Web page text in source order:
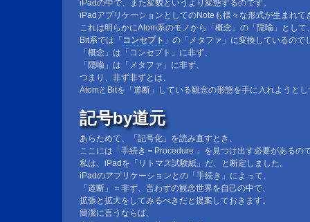
iPadの中で、また変貌というより変態するのです。
iPadアプリケーションとしてのNoteも様々な形式が生まれて
これは明らかにAtom系のモノから「概念」の「隠喩」として
Bit系では「 コンセプト 」の「メタファ」に変換しているので
「概念」は「コンセプト」に非ず、
「隠喩」は「メタファ」に非ず、
つまり、非ず非ずとは、
AtomとBitを「道断」している観念の形態を手に入れようと
記号by道元
あらためて、「記号化」を読み直すとき、
ここには「手続き＝Procedure 」を見つけ出す必要があるの
私は、iPadを「リトマス試験紙」だ、と断定しました。
iPadのアプリケーションとの「手続き」によって、
「道断」＝非ず、言わずの観念世界を自己の中で、
拡張と拡大をしてみるべきだと提案しておきます。
簡潔に言うならば、